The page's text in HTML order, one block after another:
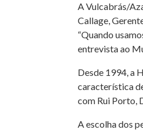
A Vulcabrás/
Callage,
“Quando
entrevista ao
Desde 1994, a
característica
com Rui Porto,
A escolha dos